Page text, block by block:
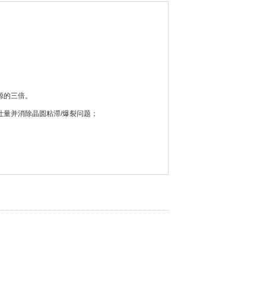
三倍。
并消除晶圆粘滞/爆裂问题；